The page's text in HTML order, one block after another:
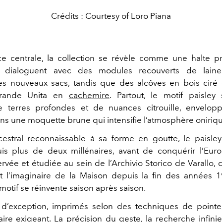
Crédits : Courtesy of Loro Piana
centrale, la collection se révèle comme une halte
dialoguent avec des modules recouverts de laine
nouveaux sacs, tandis que des alcôves en bois ciré
Unita en cachemire. Partout, le motif paisley
terres profondes et de nuances citrouille,
une moquette brune qui intensifie l’atmosphère
reconnaissable à sa forme en goutte, le
plus de deux millénaires, avant de conquérir
et étudiée au sein de l’Archivio Storico de Varallo,
l’imaginaire de la Maison depuis la fin des années
se réinvente saison après saison.
imprimés selon des techniques de
exigeant. La précision du geste, la recherche